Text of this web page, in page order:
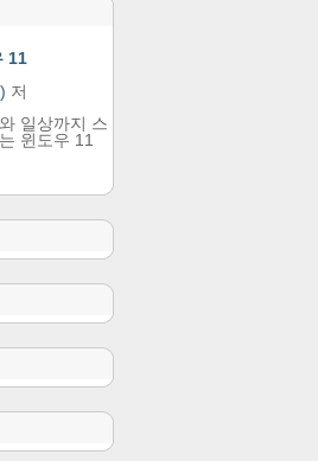
11
저
일상까지 스
윈도우 11